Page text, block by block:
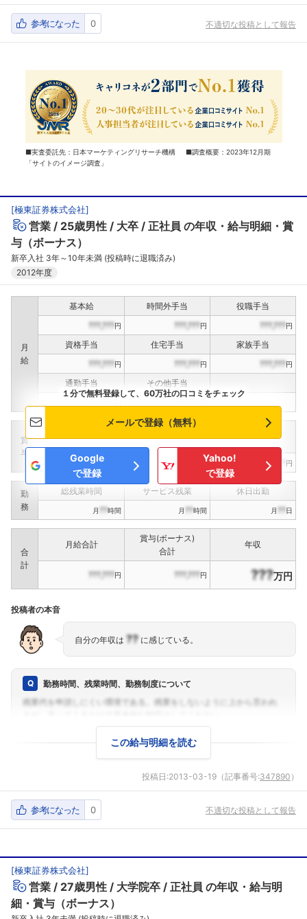
参考になった 0 不適切な投稿として報告
■実査委託先：日本マーケティングリサーチ機構 ■調査概要：2023年12月期
「サイトのイメージ調査」
[極東証券株式会社]
営業 25歳男性 大卒 正社員 の年収・給与明細・賞
与（ボーナス）
新卒入社 3年～10年未満 (投稿時に退職済み)
2012年度
月
給
基本給 時間外手当
役職手当
???,???円 ???,???円 ???,???円
資格手当 住宅手当
家族手当
???,???円 ???,???円 ???,???円
通勤手当
その他手当
賞
与
インセンティブ賞与
決算賞与
???,??? ???,??? 円 ???,??? 円
勤
務
総残業時間 サービス残業 休日出勤
月 ??時間 月 ??時間 月 ??日
合
計
月給合計
賞与(ボーナス)
合計
年収
???,???円 ???,???円 ???万円
１分で無料登録して、60万社の口コミをチェック
メールで登録（無料）
Google
で登録
Yahoo!
で登録
投稿者の本音
自分の年収は ??に感じている。
勤務時間、残業時間、勤務制度について
この給与明細を読む
投稿日:2013-03-19 （記事番号:347890 ）
参考になった 0 不適切な投稿として報告
[極東証券株式会社]
営業 27歳男性 大学院卒 正社員 の年収・給与明
細・賞与（ボーナス）